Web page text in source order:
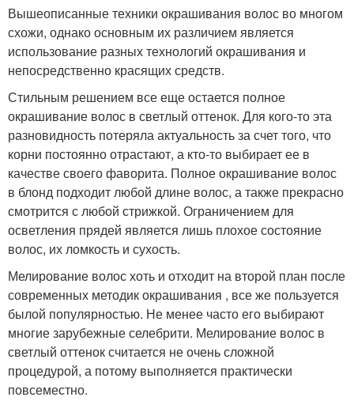
Вышеописанные техники окрашивания волос во многом
схожи, однако основным их различием является
использование разных технологий окрашивания и
непосредственно красящих средств.
Стильным решением все еще остается полное
окрашивание волос в светлый оттенок. Для кого-то эта
разновидность потеряла актуальность за счет того, что
корни постоянно отрастают, а кто-то выбирает ее в
качестве своего фаворита. Полное окрашивание волос
в блонд подходит любой длине волос, а также прекрасно
смотрится с любой стрижкой. Ограничением для
осветления прядей является лишь плохое состояние
волос, их ломкость и сухость.
Мелирование волос хоть и отходит на второй план после
современных методик окрашивания , все же пользуется
былой популярностью. Не менее часто его выбирают
многие зарубежные селебрити. Мелирование волос в
светлый оттенок считается не очень сложной
процедурой, а потому выполняется практически
повсеместно.